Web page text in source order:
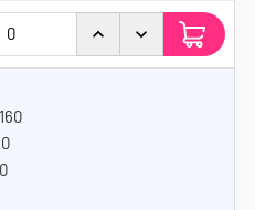
160